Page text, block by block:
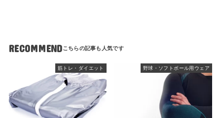
RECOMMEND
筋トレ・ダイエット 野球・ソフトボール用ウェア